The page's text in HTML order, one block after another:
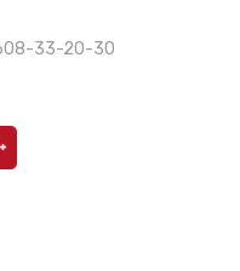
33-20-30